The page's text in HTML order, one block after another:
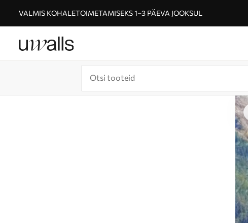
VALMIS KOHALETOIMETAMISEKS 1–3 PÄEVA JOOKSUL